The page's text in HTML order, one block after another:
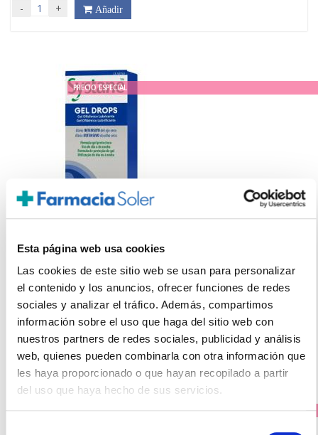
Esta página web usa cookies
Las cookies de este sitio web se usan para personalizar
el contenido y los anuncios, ofrecer funciones de redes
sociales y analizar el tráfico. Además, compartimos
información sobre el uso que haga del sitio web con
nuestros partners de redes sociales, publicidad y análisis
web, quienes pueden combinarla con otra información que
les haya proporcionado o que hayan recopilado a partir
del uso que haya hecho de sus servicios.
- + Añadir
PRECIO ESPECIAL
SYSTANE
18.95€
14,20€